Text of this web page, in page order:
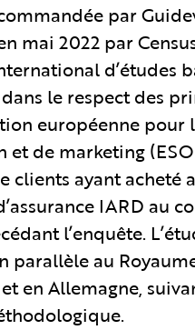
par
mai 2022 par
d’études
le respect des
européenne pour
et de marketing
clients ayant acheté
IARD au
l’enquête.
parallèle au
en Allemagne,